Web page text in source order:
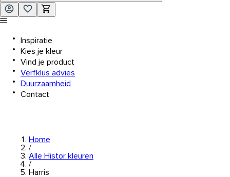
Inspiratie
Kies je kleur
Vind je product
Verfklus advies
Duurzaamheid
Contact
Home
/
Alle Histor kleuren
/
Harris